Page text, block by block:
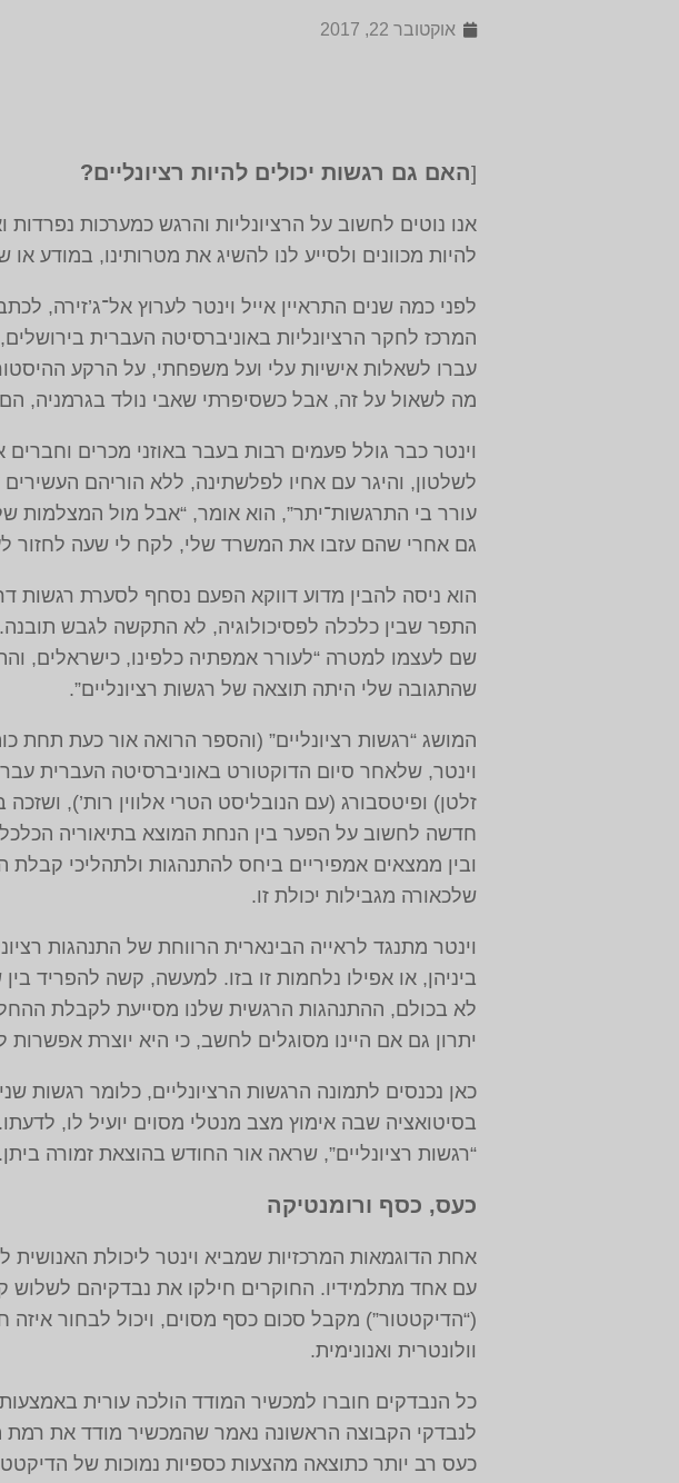
אוקטובר 22, 2017
[האם גם רגשות יכולים להיות רציונליים?
אנו נוטים לחשוב על הרציונליות והרגש כמערכות נפרדות
להיות מכוונים ולסייע לנו להשיג את מטרותינו, במודע
לפני כמה שנים התראיין אייל וינטר לערוץ
המרכז לחקר הרציונליות באוניברסיטה העברית
עברו לשאלות אישיות עלי ועל משפחתי, על הרקע
מה לשאול על זה, אבל כשסיפרתי שאבי נולד בגרמניה, הם
לשלטון, והיגר עם אחיו לפלשתינה, ללא הוריהם
עורר בי התרגשות־יתר”, הוא אומר, “אבל מול המצלמות
גם אחרי שהם עזבו את המשרד שלי, לקח לי שעה לחזור
הוא ניסה להבין מדוע דווקא הפעם נסחף לסערת רגשות
התפר שבין כלכלה לפסיכולוגיה, לא התקשה לגבש תובנה.
שם לעצמו למטרה “לעורר אמפתיה כלפינו, כישראלים,
שהתגובה שלי היתה תוצאה של רגשות רציונליים”.
המושג “רגשות רציונליים” (והספר הרואה אור כעת תחת
וינטר, שלאחר סיום הדוקטורט באוניברסיטה העברית
זלטן‏) ופיטסבורג ‏(עם הנובליסט הטרי אלווין רות’‏),
חדשה לחשוב על הפער בין הנחת המוצא בתיאוריה
ובין ממצאים אמפיריים ביחס להתנהגות ולתהליכי קבלת
שלכאורה מגבילות יכולת זו.
וינטר מתנגד לראייה הבינארית הרווחת של התנהגות
ביניהן, או אפילו נלחמות זו בזו. למעשה, קשה להפריד
לא בכולם, ההתנהגות הרגשית שלנו מסייעת לקבלת
יתרון גם אם היינו מסוגלים לחשב, כי היא יוצרת
כאן נכנסים לתמונה הרגשות הרציונליים, כלומר רגשות
בסיטואציה שבה אימוץ מצב מנטלי מסוים יועיל לו,
“רגשות רציונליים”, שראה אור החודש בהוצאת זמורה ביתן.
כעס, כסף ורומנטיקה
אחת הדוגמאות המרכזיות שמביא וינטר ליכולת
עם אחד מתלמידיו. החוקרים חילקו את נבדקיהם
‏(“הדיקטטור”‏) מקבל סכום כסף מסוים, ויכול לבחור
וולונטרית ואנונימית.
כל הנבדקים חוברו למכשיר המודד הולכה עורית
לנבדקי הקבוצה הראשונה נאמר שהמכשיר מודד את רמת
כעס רב יותר כתוצאה מהצעות כספיות נמוכות של